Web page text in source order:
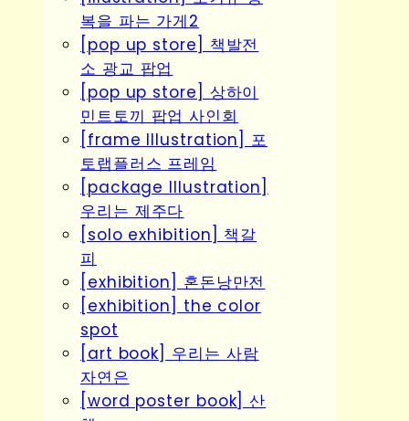
복을 파는 가게2
[pop up store] 책발전
소 광교 팝업
[pop up store] 상하이
민트토끼 팝업 사인회
[frame Illustration] 포
토랩플러스 프레임
[package Illustration]
우리는 제주다
[solo exhibition] 책갈
피
[exhibition] 혼돈낭만전
[exhibition] the color
spot
[art book] 우리는 사람
자연은
[word poster book] 산